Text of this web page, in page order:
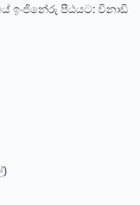
ඉංජිනේරු පීඨයට: විනාඩි